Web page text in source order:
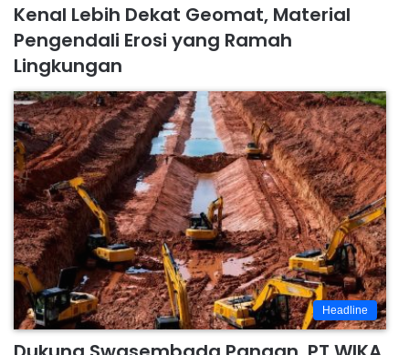
Kenal Lebih Dekat Geomat, Material
Pengendali Erosi yang Ramah
Lingkungan
Headline